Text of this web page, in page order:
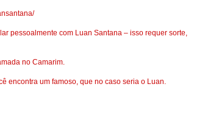
pessoalmente com Luan Santana – isso requer sorte,
no Camarim.
encontra um famoso, que no caso seria o Luan.